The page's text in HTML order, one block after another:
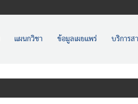
แผนกวิชา ข้อมูลเผยแพร่ บริการส